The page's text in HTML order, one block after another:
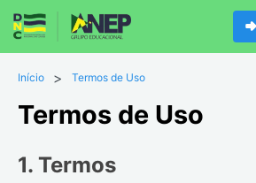
Início > Termos de Uso
Termos de Uso
1. Termos